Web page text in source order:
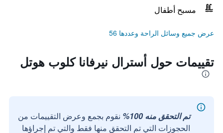
مسبح أطفال
عرض جميع وسائل الراحة وعددها 56
تقييمات حول أسترال نيرفانا كلوب هوتل
تم التحقق منه 100%
نقوم بجمع وعرض التقييمات من
الحجوزات التي تم التحقق منها فقط والتي تم إجراؤها